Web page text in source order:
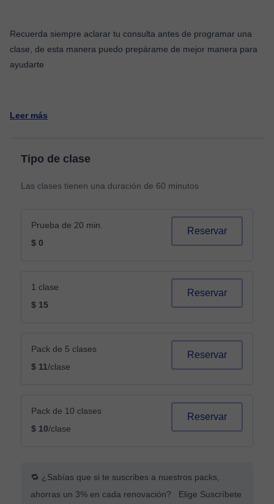
Recuerda siempre aclarar tu consulta antes de programar una
clase, de esta manera puedo prepárame de mejor manera para
ayudarte
Leer más
Tipo de clase
Las clases tienen una duración de 60 minutos
Prueba de 20 min.
$ 0
Reservar
1 clase
$ 15
Reservar
Pack de 5 clases
$ 11/clase
Reservar
Pack de 10 clases
$ 10/clase
Reservar
🔁 ¿Sabías que si te suscribes a nuestros packs,
ahorras un 3% en cada renovación? Elige Suscríbete